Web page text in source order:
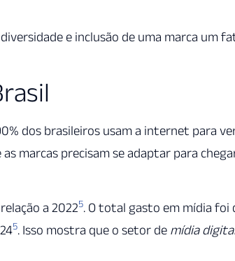
e inclusão de uma marca um
dos brasileiros usam a internet para
marcas precisam se adaptar para
a 20225. O total gasto em mídia foi
5. Isso mostra que o setor de mídia